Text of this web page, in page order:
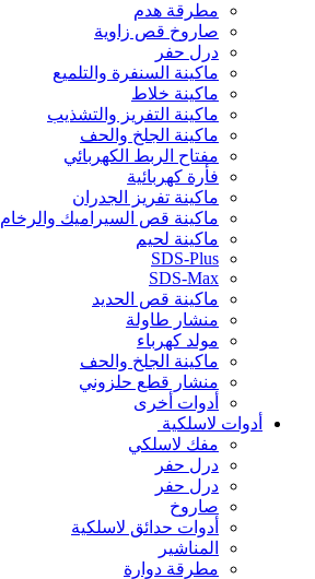
مطرقة هدم
صاروخ قص زاوية
درل حفر
ماكينة السنفرة والتلميع
ماكينة خلاط
ماكينة التفريز والتشذيب
ماكينة الجلخ والحف
مفتاح الربط الكهربائي
فأرة كهربائية
ماكينة تفريز الجدران
ماكينة قص السيراميك والرخام
ماكينة لحيم
SDS-Plus
SDS-Max
ماكينة قص الحديد
منشار طاولة
مولد كهرباء
ماكينة الجلخ والحف
منشار قطع حلزوني
أدوات أخرى
أدوات لاسلكية
مفك لاسلكي
درل حفر
درل حفر
صاروخ
أدوات حدائق لاسلكية
المناشير
مطرقة دوارة